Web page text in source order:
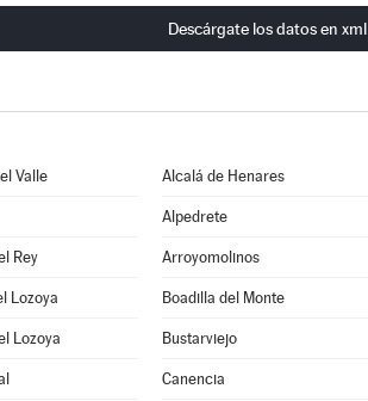
Descárgate los datos en xml
Valle Alcalá de Henares
Alpedrete
Rey Arroyomolinos
Lozoya Boadilla del Monte
Lozoya Bustarviejo
Canencia